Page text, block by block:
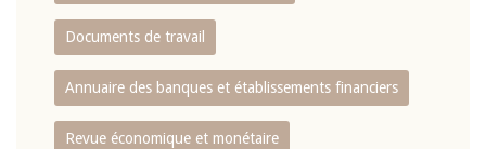
Documents de travail
Annuaire des banques et établissements financiers
Revue économique et monétaire